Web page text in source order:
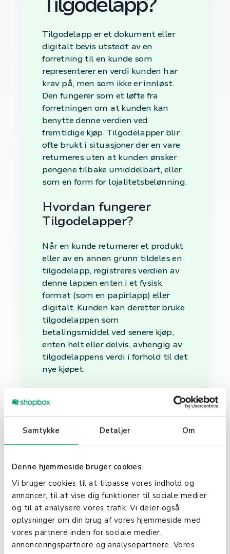
Samtykke Detaljer Om
Denne hjemmeside bruger cookies
Vi bruger cookies til at tilpasse vores indhold og
annoncer, til at vise dig funktioner til sociale medier
og til at analysere vores trafik. Vi deler også
oplysninger om din brug af vores hjemmeside med
vores partnere inden for sociale medier,
annonceringspartnere og analysepartnere. Vores
Tilgodelapp er et dokument eller
digitalt bevis utstedt av en
forretning til en kunde som
representerer en verdi kunden har
krav på, men som ikke er innløst.
Den fungerer som et løfte fra
forretningen om at kunden kan
benytte denne verdien ved
fremtidige kjøp. Tilgodelapper blir
ofte brukt i situasjoner der en vare
returneres uten at kunden ønsker
pengene tilbake umiddelbart, eller
som en form for lojalitetsbelønning.
Hvordan fungerer
Tilgodelapper?
Når en kunde returnerer et produkt
eller av en annen grunn tildeles en
tilgodelapp, registreres verdien av
denne lappen enten i et fysisk
format (som en papirlapp) eller
digitalt. Kunden kan deretter bruke
tilgodelappen som
betalingsmiddel ved senere kjøp,
enten helt eller delvis, avhengig av
tilgodelappens verdi i forhold til det
nye kjøpet.
Tilgodelapper for
For virksomheter representerer
beholde kundenes kjøpekraft
innenfor butikken eller merkevaren,
selv i tilfeller hvor en direkte
refusjon ikke er mulig eller ønskelig.
Dette bidrar til å opprettholde en
god kunderelasjon og fremmer
ytterligere salg, samtidig som det